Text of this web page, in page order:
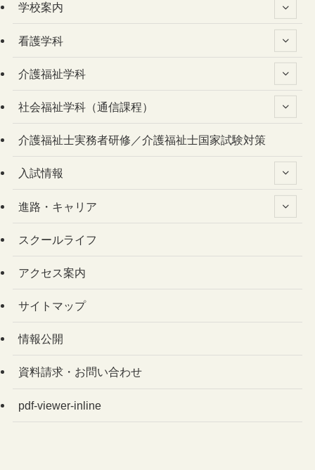
学校案内
看護学科
介護福祉学科
社会福祉学科（通信課程）
介護福祉士実務者研修／介護福祉士国家試験対策
入試情報
進路・キャリア
スクールライフ
アクセス案内
サイトマップ
情報公開
資料請求・お問い合わせ
pdf-viewer-inline